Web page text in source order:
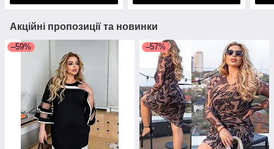
Акційні пропозиції та новинки
–59% –57%